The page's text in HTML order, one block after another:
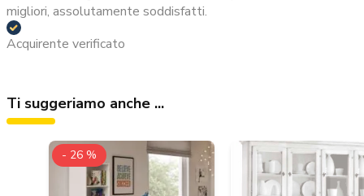
migliori, assolutamente soddisfatti.
Acquirente verificato
Ti suggeriamo anche ...
- 26 %